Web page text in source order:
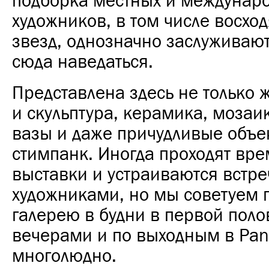
художников, в том числе
звезд, однозначно
сюда наведаться.
Представлена здесь не только
и скульптура, керамика,
вазы и даже причудливые
стимпанк. Иногда проходят
выставки и устраиваются
художниками, но мы советуем
галерею в будни в первой
вечерами и по выходным в
многолюдно.